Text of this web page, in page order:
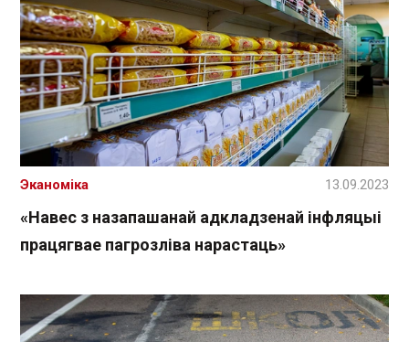
«Навес з назапашанай адкладзенай інфляцыі
працягвае пагрозліва нарастаць»
Эканоміка 13.09.2023